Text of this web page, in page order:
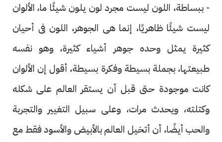
- ببساطة، اللون ليست مجرد لون يلون شيئًا ما، الألوان
ليست شيئًا ظاهريًا، إنما هى الجوهر، اللون فى أحيان
كثيرة يمثل وحده جوهر أشياء كثيرة، وهو نفسه
طبيعتها، بجملة بسيطة وفكرة بسيطة، أقول إن الألوان
كانت موجودة حتى قبل أن يستقر العالم على شكله
وكتلته، ويحدث مرات، وعلى سبيل التغيير والتجربة
والحب أيضًا، أن أتخيل العالم بالأبيض والأسود فقط مع